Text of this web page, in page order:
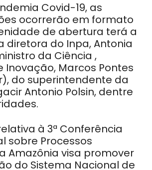
Covid-19, as
ocorrerão em formato
de abertura terá a
diretora do Inpa, Antonia
da Ciência ,
Inovação, Marcos Pontes
do superintendente da
Antonio Polsin, dentre
à 3ª Conferência
sobre Processos
Amazônia visa promover
do Sistema Nacional de